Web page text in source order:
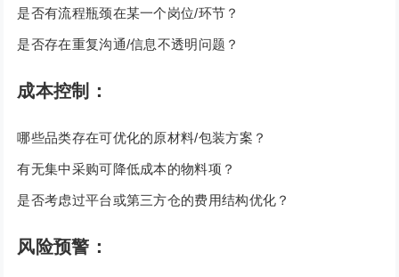
是否有流程瓶颈在某一个岗位/环节？
是否存在重复沟通/信息不透明问题？
成本控制：
哪些品类存在可优化的原材料/包装方案？
有无集中采购可降低成本的物料项？
是否考虑过平台或第三方仓的费用结构优化？
风险预警：